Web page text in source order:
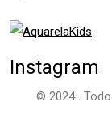
Instagram
© 2024 .